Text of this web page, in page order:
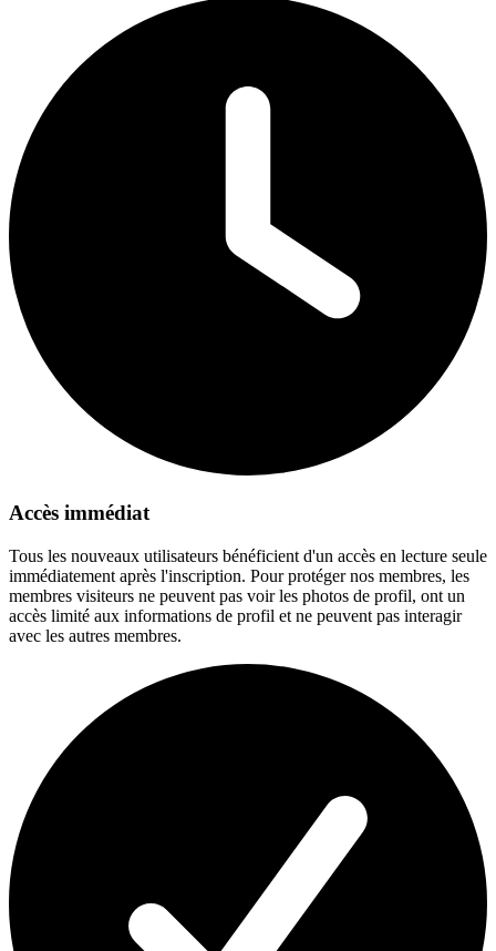
Accès immédiat
Tous les nouveaux utilisateurs bénéficient d'un accès en lecture seule
immédiatement après l'inscription. Pour protéger nos membres, les
membres visiteurs ne peuvent pas voir les photos de profil, ont un
accès limité aux informations de profil et ne peuvent pas interagir
avec les autres membres.